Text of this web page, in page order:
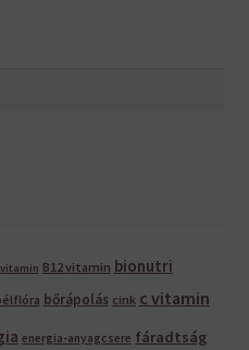
B12 vitamin bionutri
bőrápolás cink c vitamin
energia-anyagcsere fáradtság